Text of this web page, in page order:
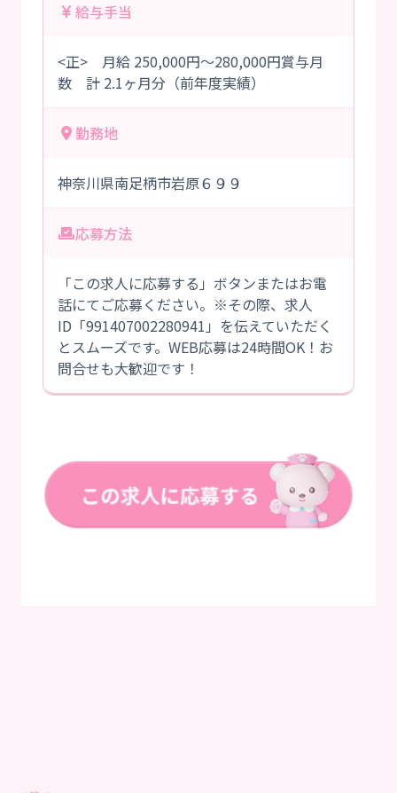
給与手当
<正> 月給 250,000円～280,000円賞与月
数 計 2.1ヶ月分（前年度実績）
勤務地
神奈川県南足柄市岩原６９９
応募方法
「この求人に応募する」ボタンまたはお電
話にてご応募ください。※その際、求人
ID「991407002280941」を伝えていただく
とスムーズです。WEB応募は24時間OK！お
問合せも大歓迎です！